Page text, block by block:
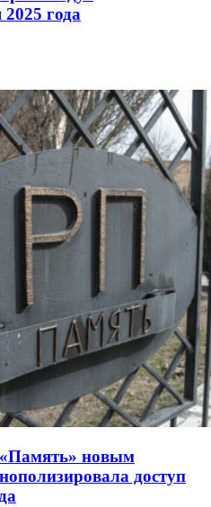
года
новым
доступ